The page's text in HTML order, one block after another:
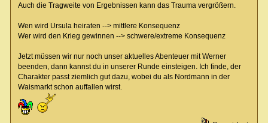
Auch die Tragweite von Ergebnissen kann das Trauma vergrößern.
Wen wird Ursula heiraten --> mittlere Konsequenz
Wer wird den Krieg gewinnen --> schwere/extreme Konsequenz
Jetzt müssen wir nur noch unser aktuelles Abenteuer mit Werner
beenden, dann kannst du in unserer Runde einsteigen. Ich finde, der
Charakter passt ziemlich gut dazu, wobei du als Nordmann in der
Waismarkt schon auffallen wirst.